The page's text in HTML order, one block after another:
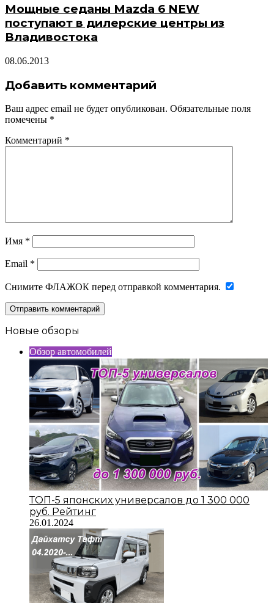
Мощные седаны Mazda 6 NEW
поступают в дилерские центры из
Владивостока
08.06.2013
Добавить комментарий
Ваш адрес email не будет опубликован. Обязательные поля
помечены *
Комментарий *
Имя *
Email *
Снимите ФЛАЖОК перед отправкой комментария.
Новые обзоры
Обзор автомобилей
ТОП-5 японских универсалов до 1 300 000
руб. Рейтинг
26.01.2024